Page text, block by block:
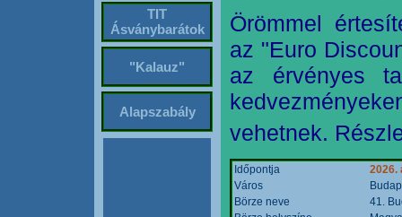
TIT
Ásványbarátok
"Kalauz"
Alapszabály
Örömmel
az "Euro
az érvényes
vehetnek.
Időpontja
2026.
Város
Börze neve
41.